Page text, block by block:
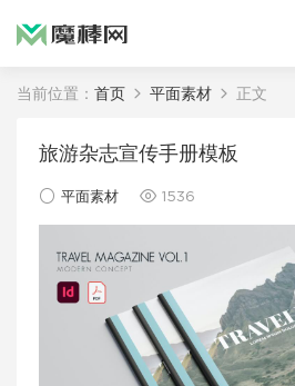
当前位置： 首页 平面素材 正文
旅游杂志宣传手册模板
平面素材 1536